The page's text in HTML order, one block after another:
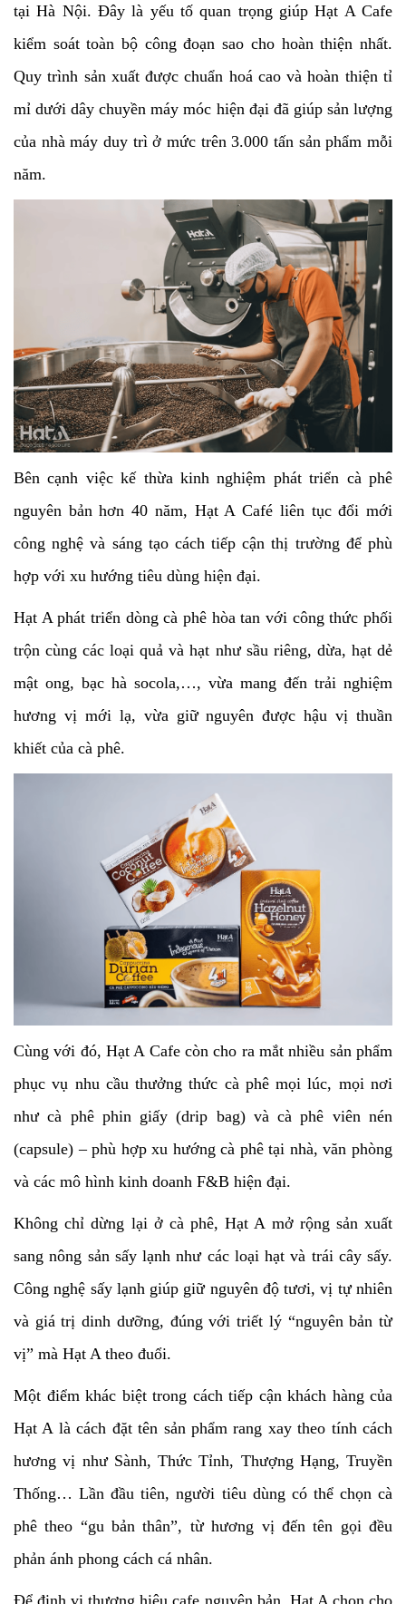
tại Hà Nội. Đây là yếu tố quan trọng giúp Hạt A Cafe
kiểm soát toàn bộ công đoạn sao cho hoàn thiện nhất.
Quy trình sản xuất được chuẩn hoá cao và hoàn thiện tỉ
mỉ dưới dây chuyền máy móc hiện đại đã giúp sản lượng
của nhà máy duy trì ở mức trên 3.000 tấn sản phẩm mỗi
năm.
Bên cạnh việc kế thừa kinh nghiệm phát triển cà phê
nguyên bản hơn 40 năm, Hạt A Café liên tục đổi mới
công nghệ và sáng tạo cách tiếp cận thị trường để phù
hợp với xu hướng tiêu dùng hiện đại.
Hạt A phát triển dòng cà phê hòa tan với công thức phối
trộn cùng các loại quả và hạt như sầu riêng, dừa, hạt dẻ
mật ong, bạc hà socola,…, vừa mang đến trải nghiệm
hương vị mới lạ, vừa giữ nguyên được hậu vị thuần
khiết của cà phê.
Cùng với đó, Hạt A Cafe còn cho ra mắt nhiều sản phẩm
phục vụ nhu cầu thưởng thức cà phê mọi lúc, mọi nơi
như cà phê phin giấy (drip bag) và cà phê viên nén
(capsule) – phù hợp xu hướng cà phê tại nhà, văn phòng
và các mô hình kinh doanh F&B hiện đại.
Không chỉ dừng lại ở cà phê, Hạt A mở rộng sản xuất
sang nông sản sấy lạnh như các loại hạt và trái cây sấy.
Công nghệ sấy lạnh giúp giữ nguyên độ tươi, vị tự nhiên
và giá trị dinh dưỡng, đúng với triết lý “nguyên bản từ
vị” mà Hạt A theo đuổi.
Một điểm khác biệt trong cách tiếp cận khách hàng của
Hạt A là cách đặt tên sản phẩm rang xay theo tính cách
hương vị như Sành, Thức Tỉnh, Thượng Hạng, Truyền
Thống… Lần đầu tiên, người tiêu dùng có thể chọn cà
phê theo “gu bản thân”, từ hương vị đến tên gọi đều
phản ánh phong cách cá nhân.